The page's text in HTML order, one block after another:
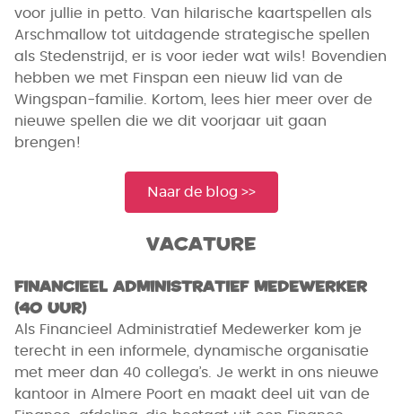
voor jullie in petto. Van hilarische kaartspellen als
Arschmallow tot uitdagende strategische spellen
als Stedenstrijd, er is voor ieder wat wils! Bovendien
hebben we met Finspan een nieuw lid van de
Wingspan-familie. Kortom, lees hier meer over de
nieuwe spellen die we dit voorjaar uit gaan
brengen!
Naar de blog >>
Vacature
Financieel Administratief Medewerker
(40 uur)
Als Financieel Administratief Medewerker kom je
terecht in een informele, dynamische organisatie
met meer dan 40 collega’s. Je werkt in ons nieuwe
kantoor in Almere Poort en maakt deel uit van de